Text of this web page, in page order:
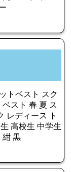
トベスト スク
スト 春 夏 ス
レディース ト
高校生 中学生
紺 黒